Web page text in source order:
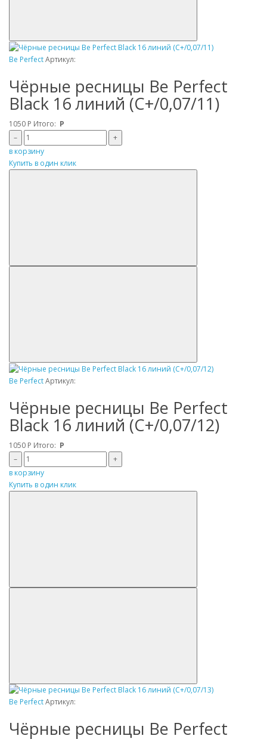
Be PerfectАртикул:
Чёрные ресницы Be Perfect
Black 16 линий (C+/0,07/11)
1050 Р Итого: Р
–
+
в корзину
Купить в один клик
Be PerfectАртикул:
Чёрные ресницы Be Perfect
Black 16 линий (C+/0,07/12)
1050 Р Итого: Р
–
+
в корзину
Купить в один клик
Be PerfectАртикул:
Чёрные ресницы Be Perfect